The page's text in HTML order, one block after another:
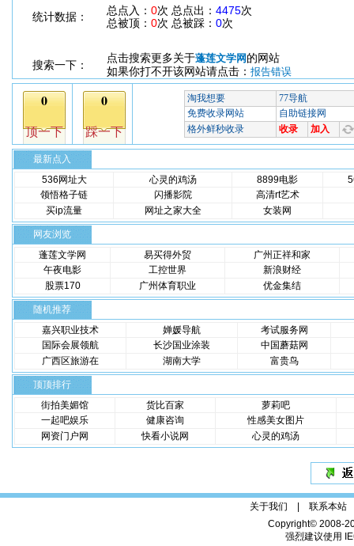
统计数据：
总点入： 0次 总点出： 4475次
总被顶： 0次 总被踩： 0次
搜索一下：
点击搜索更多关于蓬莲文学网 的网站
如果你打不开该网站请点击： 报告错误
最新点入
536网址大
心灵的鸡汤 8899电影
领悟格子链
闪播影院
高清rt艺术
买ip流量
网址之家大全 女装网
网友浏览
蓬莲文学网
易买得外贸
广州正祥和家
午夜电影
工控世界
新浪财经
股票170
广州体育职业 优金集结
随机推荐
嘉兴职业技术
婵媛导航
考试服务网
国际会展领航
长沙国业涂装
中国蘑菇网
广西区旅游在
湖南大学 富贵鸟
顶顶排行
街拍美媚馆
货比百家
萝莉吧
一起吧娱乐
健康咨询
性感美女图片
网资门户网
快看小说网 心灵的鸡汤
关于我们 | 联系本站
Copyright© 2008-
强烈建议使用